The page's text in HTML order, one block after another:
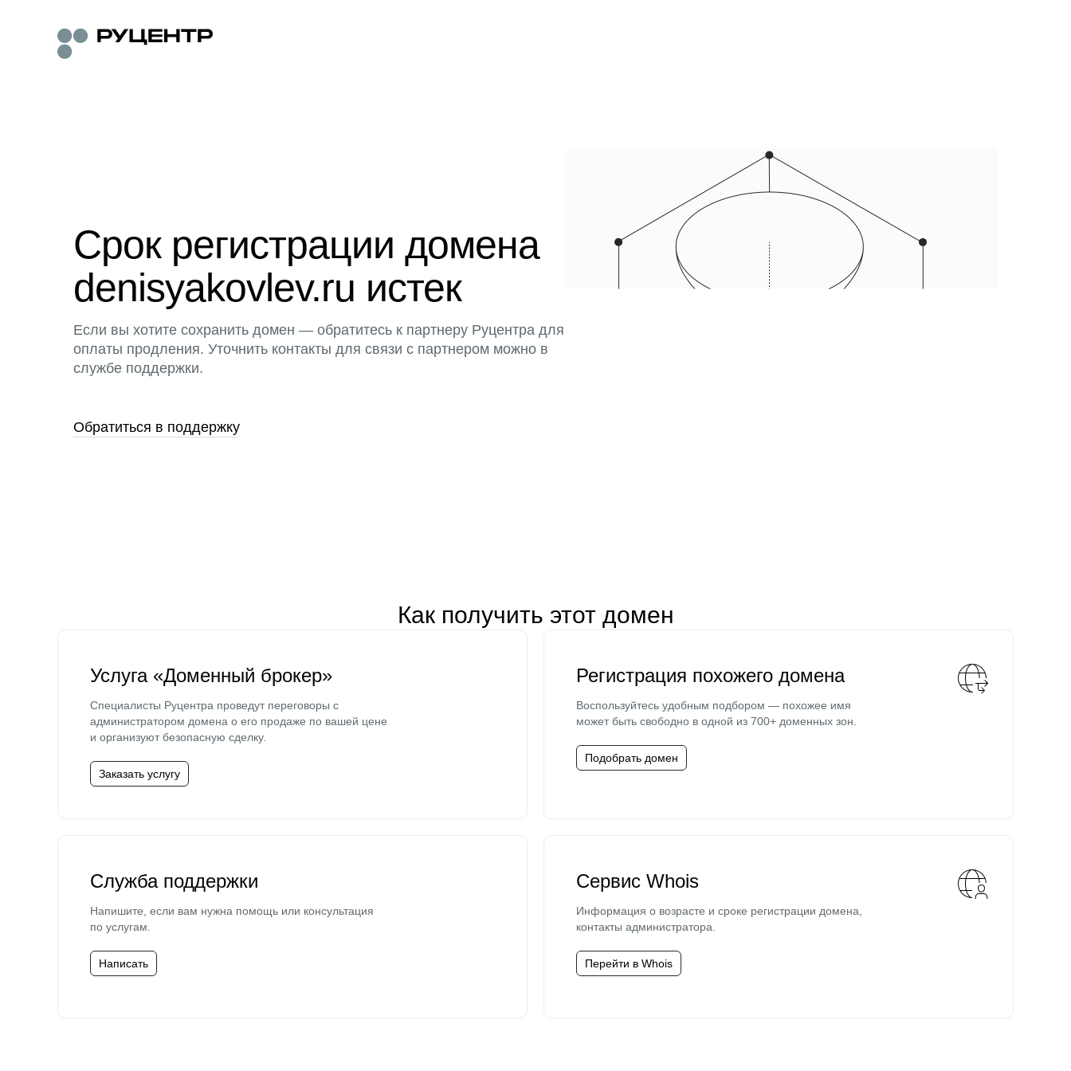
Срок регистрации домена
denisyakovlev.ru истек
Если вы хотите сохранить домен — обратитесь к партнеру Руцентра для
оплаты продления. Уточнить контакты для связи с партнером можно в
службе поддержки.
Обратиться в поддержку
Как получить этот домен
Услуга «Доменный брокер»
Специалисты Руцентра проведут переговоры с
администратором домена о его продаже по вашей цене
и организуют безопасную сделку.
Заказать услугу
Регистрация похожего домена
Воспользуйтесь удобным подбором — похожее имя
может быть свободно в одной из 700+ доменных зон.
Подобрать домен
Служба поддержки
Напишите, если вам нужна помощь или консультация
по услугам.
Написать
Сервис Whois
Информация о возрасте и сроке регистрации домена,
контакты администратора.
Перейти в Whois